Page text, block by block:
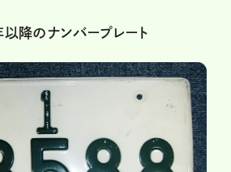
降のナンバープレート